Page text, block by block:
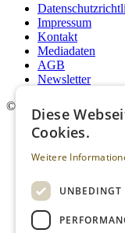
Impressum
Kontakt
Mediadaten
AGB
Newsletter
© 2026. Alle Rechte
Diese
Cookies.
Weitere
UNBEDINGT